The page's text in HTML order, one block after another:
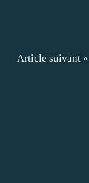
Article suivant »